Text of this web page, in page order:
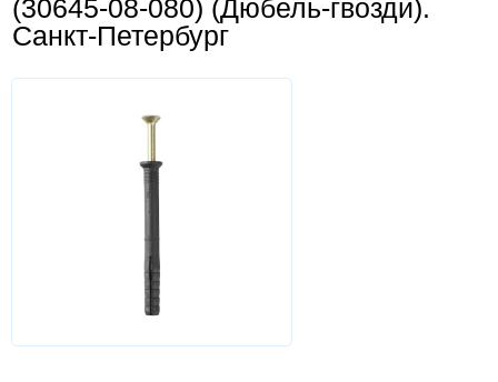
(30645-08-080) (Дюбель-гвозди).
Санкт-Петербург